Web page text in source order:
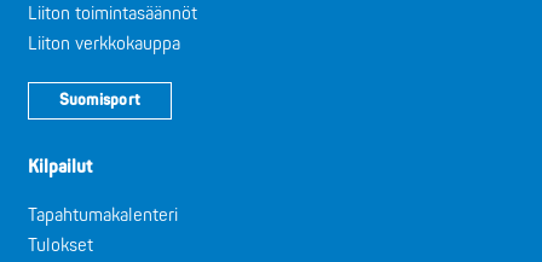
Liiton toimintasäännöt
Liiton verkkokauppa
Suomisport
Kilpailut
Tapahtumakalenteri
Tulokset